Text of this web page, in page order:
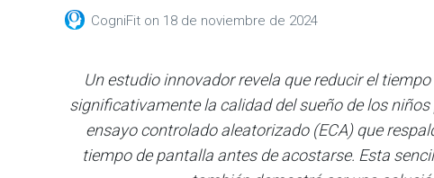
CogniFit on 18 de noviembre de 2024
Un estudio innovador revela que reducir el
significativamente la calidad del sueño de los
ensayo controlado aleatorizado (ECA) que
tiempo de pantalla antes de acostarse. Esta